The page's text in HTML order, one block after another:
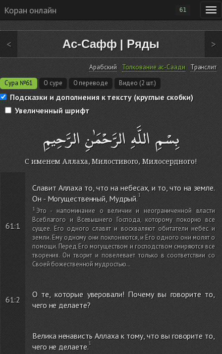
Коран онлайн 61
< Ас-Сафф| Ряды >
Сура №61 О суре О переводе Видео (2 шт.)
Арабский Толкование ас-Саади Транслит
Подсказки и дополнения к тексту (круглые скобки)
Увеличенный шрифт
بِسْمِ اللَّهِ الرَّحْمَٰنِ الرَّحِيمِ
С именем Аллаха, Милостивого, Милосердного!
61:1
Славит Аллаха то, что на небесах, и то, что на земле.
Он - Могущественный, Мудрый.
Это - напоминание о величии и неограниченной власти
Всеблагого и Всевышнего Господа, которому покорно все
сущее. Его одного славят и восхваляют обитатели небес и
земли. Ему одному они поклоняются, и Его одного они молят о
помощи. Перед Его могуществом и господством смиряются все
творения. Он творит и повелевает только в соответствии со
Своей божественной мудростью..
61:2
О те, которые уверовали! Почему вы говорите то,
чего не делаете?
Велика ненависть Аллаха к тому, что вы говорите то,
чего не делаете.